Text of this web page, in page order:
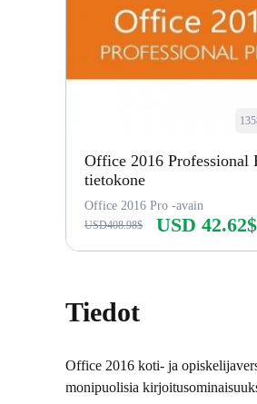
Office 2016 Professional
tietokone
Office 2016 Pro -avain
USD408.98$ USD 42.62$
Tiedot
Office 2016 koti- ja
monipuolisia